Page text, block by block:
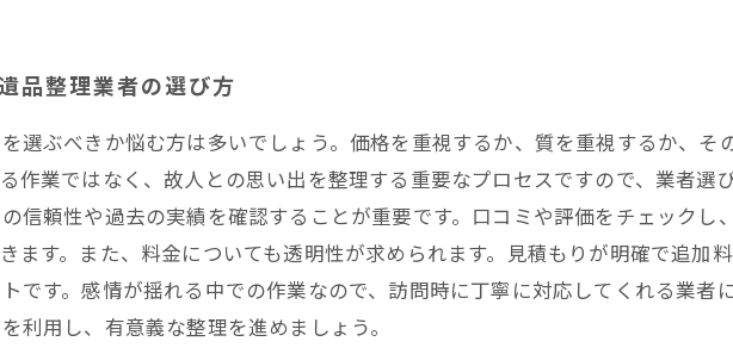
品整理業者の選び方
選ぶべきか悩む方は多いでしょう。価格を重視するか、質を重視するか、そ
作業ではなく、故人との思い出を整理する重要なプロセスですので、業者選
信頼性や過去の実績を確認することが重要です。口コミや評価をチェックし
ます。また、料金についても透明性が求められます。見積もりが明確で追加
です。感情が揺れる中での作業なので、訪問時に丁寧に対応してくれる業者
利用し、有意義な整理を進めましょう。